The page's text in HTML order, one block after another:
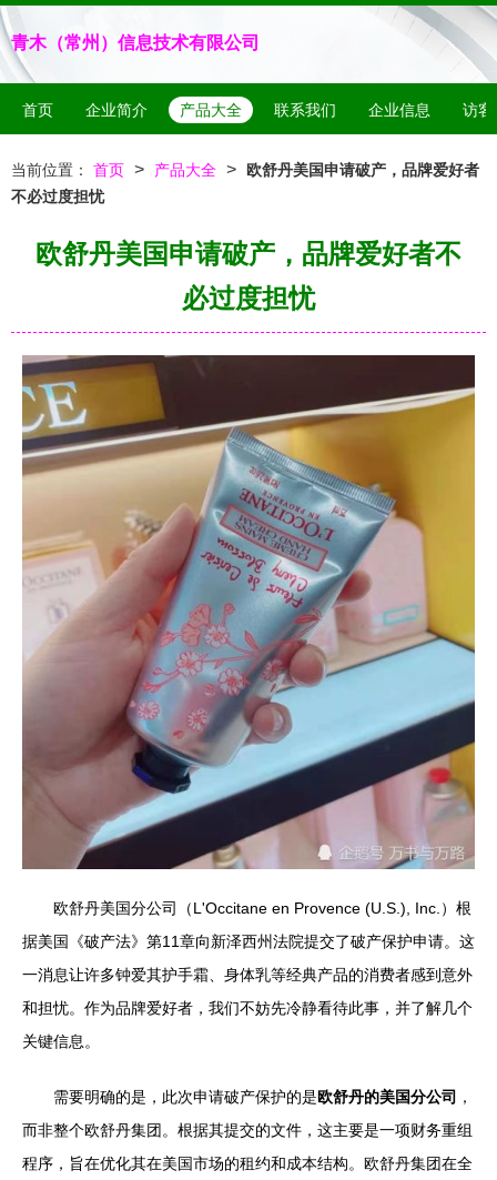
青木（常州）信息技术有限公司
首页 企业简介 产品大全 联系我们 企业信息 访客
当前位置： 首页 > 产品大全 >
欧舒丹美国申请破产，品牌爱好者
不必过度担忧
欧舒丹美国申请破产，品牌爱好者不
必过度担忧
欧舒丹美国分公司（L'Occitane en Provence (U.S.), Inc.）根
据美国《破产法》第11章向新泽西州法院提交了破产保护申请。这
一消息让许多钟爱其护手霜、身体乳等经典产品的消费者感到意外
和担忧。作为品牌爱好者，我们不妨先冷静看待此事，并了解几个
关键信息。
需要明确的是，此次申请破产保护的是欧舒丹的美国分公司 ，
而非整个欧舒丹集团。根据其提交的文件，这主要是一项财务重组
程序，旨在优化其在美国市场的租约和成本结构。欧舒丹集团在全